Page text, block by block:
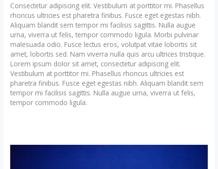
Consectetur adipiscing elit. Vestibulum at porttitor mi. Phasellus
rhoncus ultricies est pharetra finibus. Fusce eget egestas nibh.
Aliquam blandit sem tempor mi facilisis sagittis. Nulla augue
urna, viverra ut felis, tempor commodo ligula. Morbi pulvinar
malesuada odio. Fusce lectus eros, volutpat vitae lobortis sit
amet, lobortis sed. Nam viverra nulla quis arcu ultrices tristique.
Lorem ipsum dolor sit amet, consectetur adipiscing elit.
Vestibulum at porttitor mi. Phasellus rhoncus ultricies est
pharetra finibus. Fusce eget egestas nibh. Aliquam blandit sem
tempor mi facilisis sagittis. Nulla augue urna, viverra ut felis,
tempor commodo ligula.